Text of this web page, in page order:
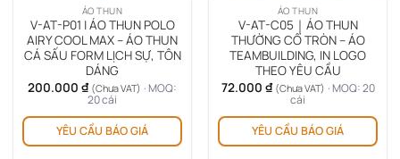
ÁO THUN
V-AT-P01 | ÁO THUN POLO
AIRY COOL MAX – ÁO THUN
CÁ SẤU FORM LỊCH SỰ, TÔN
DÁNG
200.000 ₫ (Chưa VAT) · MOQ:
20 cái
YÊU CẦU BÁO GIÁ
ÁO THUN
V-AT-C05｜ÁO THUN
THƯỜNG CỔ TRÒN – ÁO
TEAMBUILDING, IN LOGO
THEO YÊU CẦU
72.000 ₫ (Chưa VAT) · MOQ: 20
cái
YÊU CẦU BÁO GIÁ